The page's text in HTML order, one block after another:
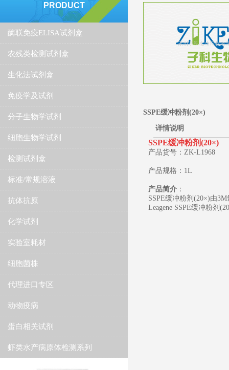
PRODUCT
酶联免疫ELISA试剂盒
农残类检测试剂盒
生化法试剂盒
免疫学及试剂
分子生物学试剂
细胞生物学试剂
检测试剂盒
标准/常规溶液
抗体抗原
化学试剂
实验室耗材
细胞菌株
代理进口专区
动物疫病
蛋白相关试剂
虾类水产病原体检测系列
SSPE缓冲粉剂(20×)
详情说明
SSPE缓冲粉剂(20×)
产品货号：ZK-L1968
产品规格：1L
产品简介 ：
SSPE缓冲粉剂(20×)由
Leagene SSPE缓冲粉剂